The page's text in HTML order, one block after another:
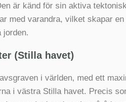
är känd för sin aktiva
med varandra, vilket skapar
jorden.
(Stilla havet)
i världen, med ett
i västra Stilla havet. Precis